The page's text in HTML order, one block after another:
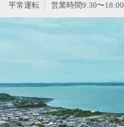
平常運転 営業時間9:30〜18:00